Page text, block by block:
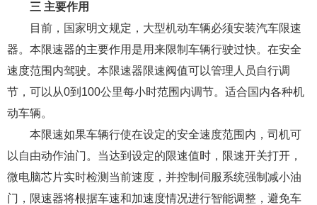
三 主要作用
目前，国家明文规定，大型机动车辆必须安装汽车限速
器。本限速器的主要作用是用来限制车辆行驶过快。在安全
速度范围内驾驶。本限速器限速阀值可以管理人员自行调
节，可以从0到100公里每小时范围内调节。适合国内各种机
动车辆。
本限速如果车辆行使在设定的安全速度范围内，司机可
以自由动作油门。当达到设定的限速值时，限速开关打开，
微电脑芯片实时检测当前速度，并控制伺服系统强制减小油
门，限速器将根据车速和加速度情况进行智能调整，避免车